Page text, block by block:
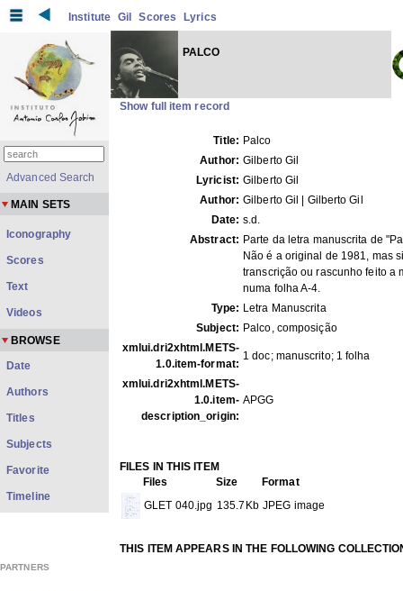
Institute Gil Scores Lyrics
PALCO
Show full item record
Title: Palco
Author: Gilberto Gil
Lyricist: Gilberto Gil
Author: Gilberto Gil | Gilberto Gil
Date: s.d.
Abstract: Parte da letra manuscrita de
Não é a original de 1981, mas
transcrição ou rascunho feito a
numa folha A-4.
Type: Letra Manuscrita
Subject: Palco, composição
xmlui.dri2xhtml.METS-
1.0.item-format:
1 doc; manuscrito; 1 folha
xmlui.dri2xhtml.METS-
1.0.item-
description_origin:
APGG
FILES IN THIS ITEM
Files
Size
Format
GLET 040.jpg 135.7Kb JPEG image
THIS ITEM APPEARS IN THE FOLLOWING
Advanced Search
MAIN SETS
Iconography
Scores
Text
Videos
BROWSE
Date
Authors
Titles
Subjects
Favorite
Timeline
PARTNERS